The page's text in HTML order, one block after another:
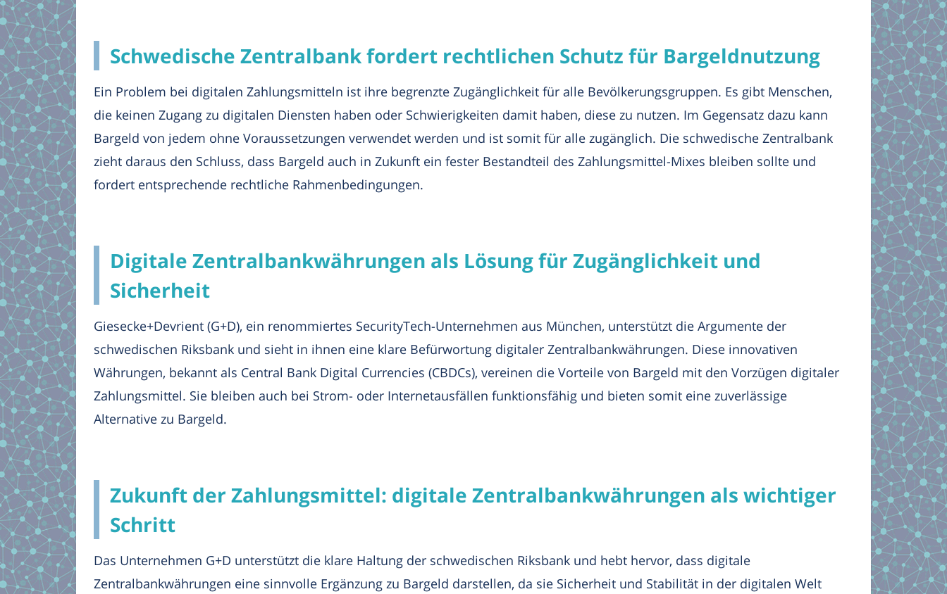
Schwedische Zentralbank fordert rechtlichen Schutz für Bargeldnutzung
Ein Problem bei digitalen Zahlungsmitteln ist ihre begrenzte Zugänglichkeit für alle Bevölkerungsgruppen. Es gibt Menschen,
die keinen Zugang zu digitalen Diensten haben oder Schwierigkeiten damit haben, diese zu nutzen. Im Gegensatz dazu kann
Bargeld von jedem ohne Voraussetzungen verwendet werden und ist somit für alle zugänglich. Die schwedische Zentralbank
zieht daraus den Schluss, dass Bargeld auch in Zukunft ein fester Bestandteil des Zahlungsmittel-Mixes bleiben sollte und
fordert entsprechende rechtliche Rahmenbedingungen.
Digitale Zentralbankwährungen als Lösung für Zugänglichkeit und
Sicherheit
Giesecke+Devrient (G+D), ein renommiertes SecurityTech-Unternehmen aus München, unterstützt die Argumente der
schwedischen Riksbank und sieht in ihnen eine klare Befürwortung digitaler Zentralbankwährungen. Diese innovativen
Währungen, bekannt als Central Bank Digital Currencies (CBDCs), vereinen die Vorteile von Bargeld mit den Vorzügen digitaler
Zahlungsmittel. Sie bleiben auch bei Strom- oder Internetausfällen funktionsfähig und bieten somit eine zuverlässige
Alternative zu Bargeld.
Zukunft der Zahlungsmittel: digitale Zentralbankwährungen als wichtiger
Schritt
Das Unternehmen G+D unterstützt die klare Haltung der schwedischen Riksbank und hebt hervor, dass digitale
Zentralbankwährungen eine sinnvolle Ergänzung zu Bargeld darstellen, da sie Sicherheit und Stabilität in der digitalen Welt